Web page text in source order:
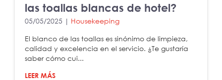
las toallas blancas de hotel?
05/05/2025 | Housekeeping
El blanco de las toallas es sinónimo de limpieza,
calidad y excelencia en el servicio. ¿Te gustaría
saber cómo cui...
LEER MÁS